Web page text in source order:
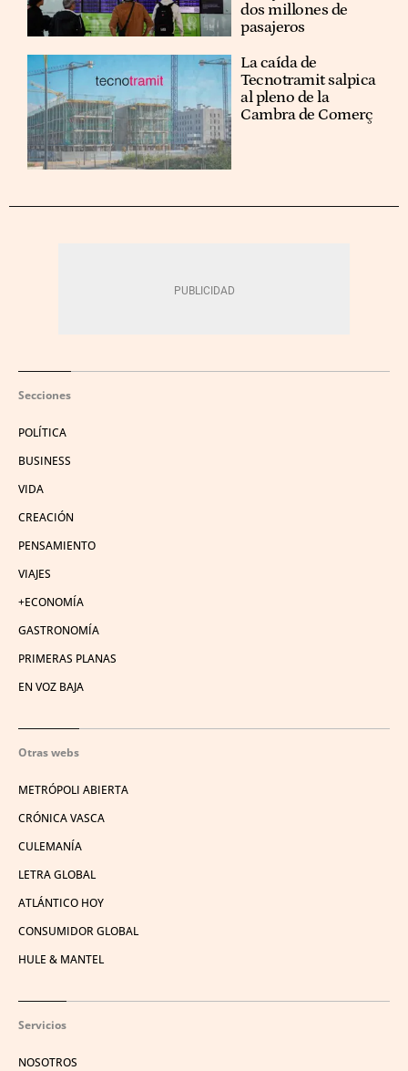
dos millones de
pasajeros
La caída de
Tecnotramit salpica
al pleno de la
Cambra de Comerç
Secciones
POLÍTICA
BUSINESS
VIDA
CREACIÓN
PENSAMIENTO
VIAJES
+ECONOMÍA
GASTRONOMÍA
PRIMERAS PLANAS
EN VOZ BAJA
Otras webs
METRÓPOLI ABIERTA
CRÓNICA VASCA
CULEMANÍA
LETRA GLOBAL
ATLÁNTICO HOY
CONSUMIDOR GLOBAL
HULE & MANTEL
Servicios
NOSOTROS